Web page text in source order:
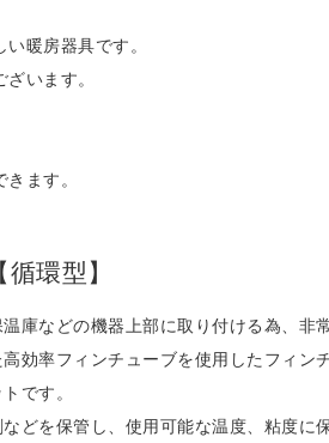
暖房器具です。
います。
ます。
環型】
庫などの機器上部に取り付ける為、非
効率フィンチューブを使用したフィン
です。
どを保管し、使用可能な温度、粘度に